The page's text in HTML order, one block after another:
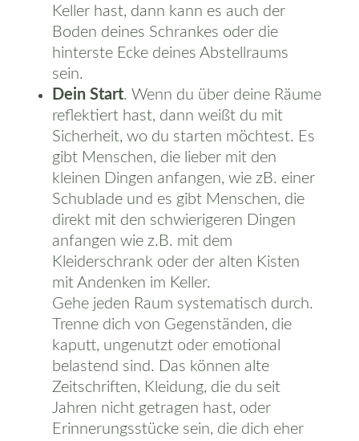
Keller hast, dann kann es auch der
Boden deines Schrankes oder die
hinterste Ecke deines Abstellraums
sein.
Dein Start. Wenn du über deine Räume
reflektiert hast, dann weißt du mit
Sicherheit, wo du starten möchtest. Es
gibt Menschen, die lieber mit den
kleinen Dingen anfangen, wie zB. einer
Schublade und es gibt Menschen, die
direkt mit den schwierigeren Dingen
anfangen wie z.B. mit dem
Kleiderschrank oder der alten Kisten
mit Andenken im Keller.
Gehe jeden Raum systematisch durch.
Trenne dich von Gegenständen, die
kaputt, ungenutzt oder emotional
belastend sind. Das können alte
Zeitschriften, Kleidung, die du seit
Jahren nicht getragen hast, oder
Erinnerungsstücke sein, die dich eher